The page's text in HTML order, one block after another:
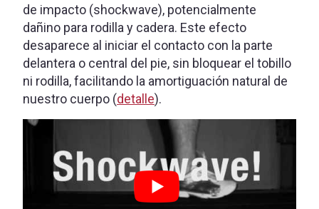
de impacto (shockwave), potencialmente
dañino para rodilla y cadera. Este efecto
desaparece al iniciar el contacto con la parte
delantera o central del pie, sin bloquear el tobillo
ni rodilla, facilitando la amortiguación natural de
nuestro cuerpo (detalle).